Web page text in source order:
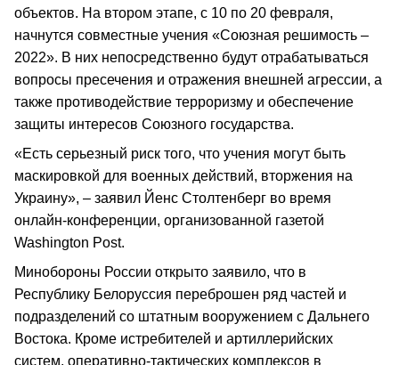
объектов. На втором этапе, с 10 по 20 февраля,
начнутся совместные учения «Союзная решимость –
2022». В них непосредственно будут отрабатываться
вопросы пресечения и отражения внешней агрессии, а
также противодействие терроризму и обеспечение
защиты интересов Союзного государства.
«Есть серьезный риск того, что учения могут быть
маскировкой для военных действий, вторжения на
Украину», – заявил Йенс Столтенберг во время
онлайн-конференции, организованной газетой
Washington Post.
Минобороны России открыто заявило, что в
Республику Белоруссия переброшен ряд частей и
подразделений со штатным вооружением с Дальнего
Востока. Кроме истребителей и артиллерийских
систем, оперативно-тактических комплексов в